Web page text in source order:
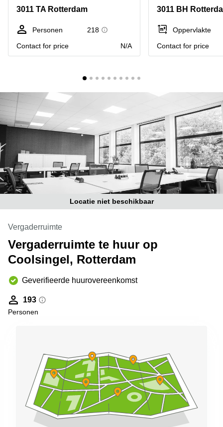
Hengelo
Hilversum
Hoofddorp
Tiel
Tilburg
Zwolle
Westpoort
Reeuwijk
Business
Arnhem
Westpoort
Business
center
Hilversum
center
Den
Haag
Coworking
space
Coworking
Arnhem
Kantoorruimte
in Arnhem
space
Kantoor
Huren
Hengelo
Bedrijfsruimte
Huren in
3011 TA Rotterdam
Personen
218
Contact for price
N/A
3011 BH
Oppervlakte
Contact for price
Locatie niet beschikbaar
Vergaderruimte
Vergaderruimte te huur op
Coolsingel, Rotterdam
Geverifieerde huurovereenkomst
193
Personen